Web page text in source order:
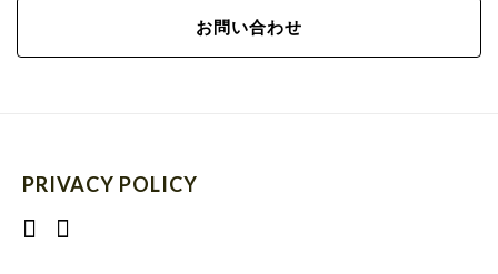
お問い合わせ
PRIVACY POLICY